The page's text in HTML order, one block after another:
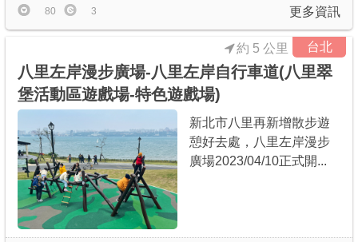
更多資訊
80 3
台北
八里左岸漫步廣場-八里左岸自行車道(八里翠
堡活動區遊戲場-特色遊戲場)
約 5 公里
新北市八里再新增散步遊
憩好去處，八里左岸漫步
廣場2023/04/10正式開...